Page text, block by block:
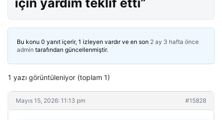
için yardım teklif etti”
Bu konu 0 yanıt içerir, 1 izleyen vardır ve en son 2 ay 3 hafta önce
admin tarafından güncellenmiştir.
1 yazı görüntüleniyor (toplam 1)
Mayıs 15, 2026: 11:13 pm #15828